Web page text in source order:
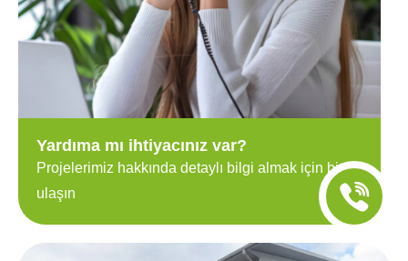
Yardıma mı ihtiyacınız var?
Projelerimiz hakkında detaylı bilgi almak için bize
ulaşın